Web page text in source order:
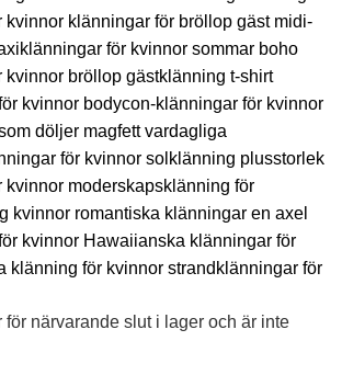
kvinnor klänningar för bröllop gäst midi-
för kvinnor sommar boho
kvinnor bröllop gästklänning t-shirt
kvinnor bodycon-klänningar för kvinnor
döljer magfett vardagliga
för kvinnor solklänning plusstorlek
kvinnor moderskapsklänning för
kvinnor romantiska klänningar en axel
kvinnor Hawaiianska klänningar för
klänning för kvinnor strandklänningar för
för närvarande slut i lager och är inte